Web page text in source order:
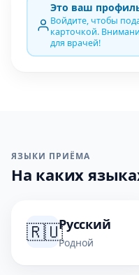
Это ваш
Войдите, чтобы
карточкой.
для врачей!
ЯЗЫКИ ПРИЁМА
На каких
🇷🇺Русский
Родной